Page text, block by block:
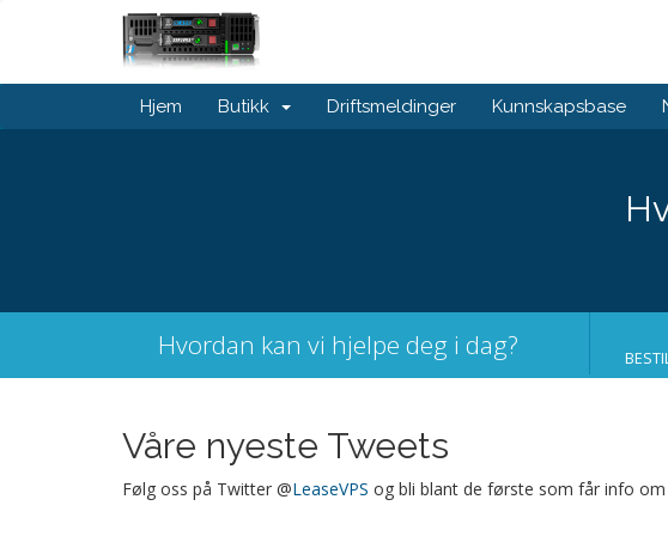
Hjem Butikk Driftsmeldinger Kunnskapsbase
Hvordan kan vi hjelpe deg i dag?
Våre nyeste Tweets
Følg oss på Twitter @LeaseVPS og bli blant de første som får info